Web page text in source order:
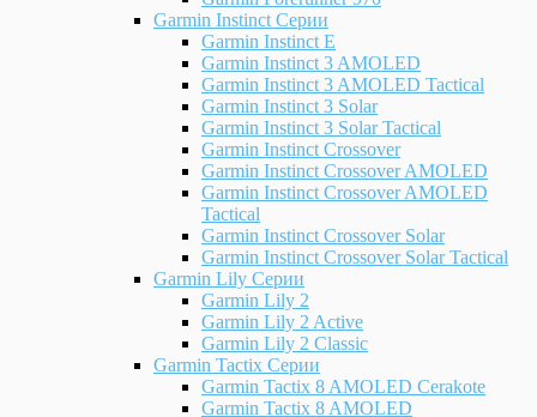
Garmin Instinct Серии
Garmin Instinct E
Garmin Instinct 3 AMOLED
Garmin Instinct 3 AMOLED Tactical
Garmin Instinct 3 Solar
Garmin Instinct 3 Solar Tactical
Garmin Instinct Crossover
Garmin Instinct Crossover AMOLED
Garmin Instinct Crossover AMOLED
Tactical
Garmin Instinct Crossover Solar
Garmin Instinct Crossover Solar Tactical
Garmin Lily Серии
Garmin Lily 2
Garmin Lily 2 Active
Garmin Lily 2 Classic
Garmin Tactix Серии
Garmin Tactix 8 AMOLED Cerakote
Garmin Tactix 8 AMOLED